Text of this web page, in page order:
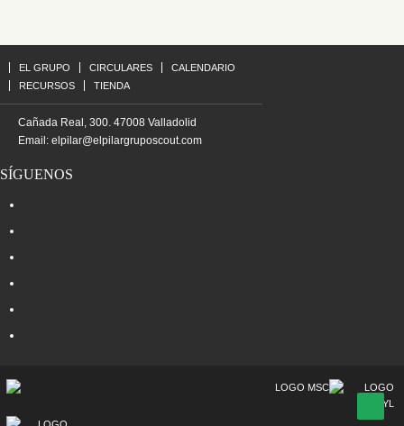
EL GRUPO CIRCULARES
CALENDARIO
RECURSOS
TIENDA
Cañada Real, 300. 47008 Valladolid
Email: elpilar@elpilargruposcout.com
SÍGUENOS